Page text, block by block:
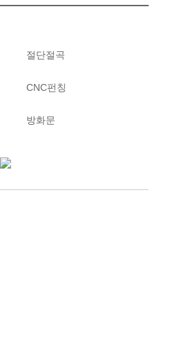
절단절곡
CNC펀칭
방화문